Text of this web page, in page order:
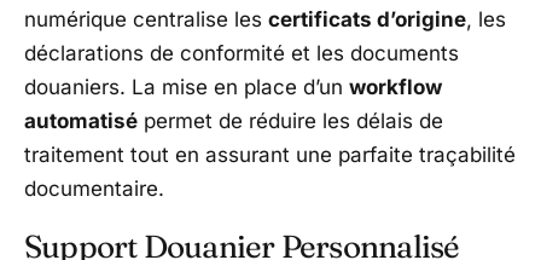
numérique centralise les certificats d’origine, les
déclarations de conformité et les documents
douaniers. La mise en place d’un workflow
automatisé permet de réduire les délais de
traitement tout en assurant une parfaite traçabilité
documentaire.
Support Douanier Personnalisé